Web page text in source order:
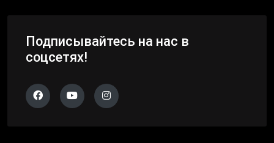
Подписывайтесь на нас в
соцсетях!